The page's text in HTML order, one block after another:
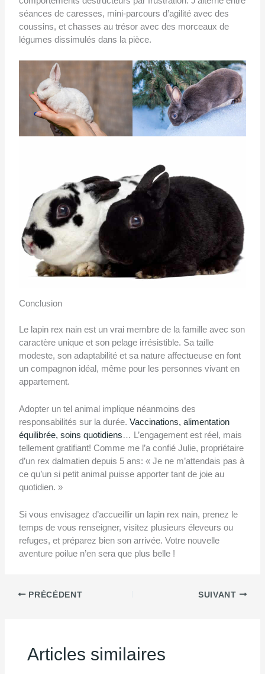
séances de caresses, mini-parcours d’agilité avec des
coussins, et chasses au trésor avec des morceaux de
légumes dissimulés dans la pièce.
Conclusion
Le lapin rex nain est un vrai membre de la famille avec son
caractère unique et son pelage irrésistible. Sa taille
modeste, son adaptabilité et sa nature affectueuse en font
un compagnon idéal, même pour les personnes vivant en
appartement.
Adopter un tel animal implique néanmoins des
responsabilités sur la durée.Vaccinations, alimentation
équilibrée, soins quotidiens… L’engagement est réel, mais
tellement gratifiant! Comme me l’a confié Julie, propriétaire
d’un rex dalmatien depuis 5 ans: « Je ne m’attendais pas à
ce qu’un si petit animal puisse apporter tant de joie au
quotidien. »
Si vous envisagez d’accueillir un lapin rex nain, prenez le
temps de vous renseigner, visitez plusieurs éleveurs ou
refuges, et préparez bien son arrivée. Votre nouvelle
aventure poilue n’en sera que plus belle !
PRÉCÉDENT SUIVANT
Articles similaires